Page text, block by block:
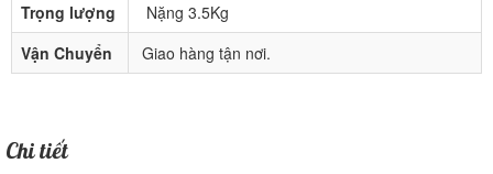
Trọng lượng
Nặng 3.5Kg
Vận Chuyển
Giao hàng tận nơi.
Chi tiết